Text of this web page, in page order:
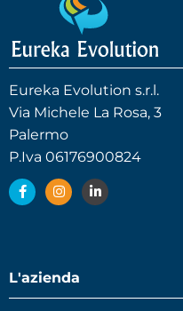
Eureka Evolution s.r.l.
Via Michele La Rosa, 3
Palermo
P.Iva 06176900824
L'azienda